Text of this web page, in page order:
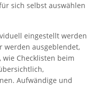
sich selbst auswählen
eingestellt werden
werden ausgeblendet,
Checklisten beim
Aufwändige und